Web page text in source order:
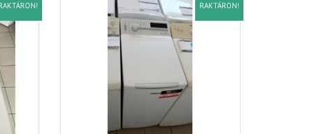
RAKTÁRON!